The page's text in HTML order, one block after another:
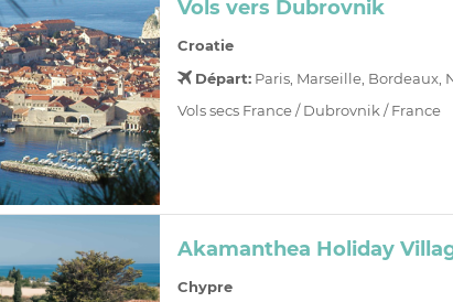
Vols vers Dubrovnik
Croatie
Départ:Paris, Marseille, Bordeaux,
Vols secs France / Dubrovnik / France
Akamanthea Holiday
Chypre